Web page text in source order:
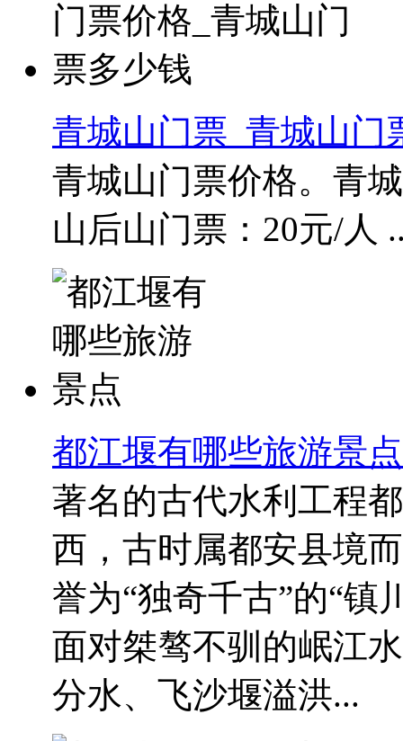
青城山门票_青城山门
青城山门票价格。青
山后山门票：20元/人
都江堰有哪些旅游景点
著名的古代水利工程
西，古时属都安县境
誉为“独奇千古”的“镇
面对桀骜不驯的岷江
分水、飞沙堰溢洪...